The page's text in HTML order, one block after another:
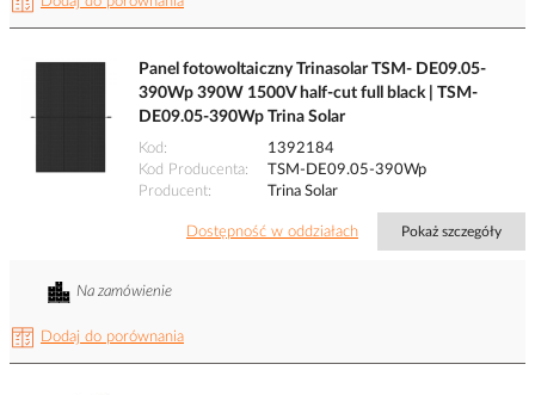
Panel fotowoltaiczny Trinasolar TSM- DE09.05-
390Wp 390W 1500V half-cut full black | TSM-
DE09.05-390Wp Trina Solar
Kod
1392184
Kod Producenta
TSM-DE09.05-390Wp
Producent
Trina Solar
Dostępność w oddziałach Pokaż szczegóły
Dodaj do porównania
Na zamówienie